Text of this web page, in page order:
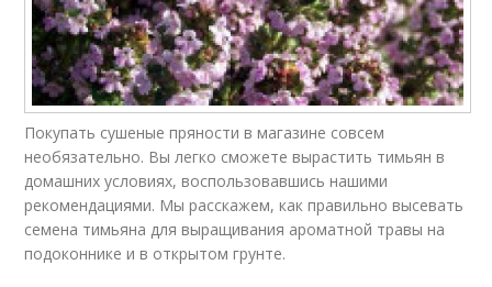
Покупать сушеные пряности в магазине совсем
необязательно. Вы легко сможете вырастить тимьян в
домашних условиях, воспользовавшись нашими
рекомендациями. Мы расскажем, как правильно высевать
семена тимьяна для выращивания ароматной травы на
подоконнике и в открытом грунте.